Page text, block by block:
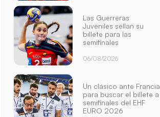
Las Guerreras
Juveniles sellan su
billete para las
semifinales
06/08/2026
Un clásico ante Francia
para buscar el billete a
semifinales del EHF
EURO 2026